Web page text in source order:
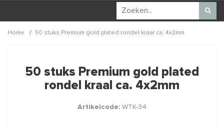
Home / 50 stuks Premium gold plated rondel kraal ca. 4x2mm
producten ook interessant
voor je?
50 stuks Premium gold plated
rondel kraal ca. 4x2mm
Artikelcode: WTK-34